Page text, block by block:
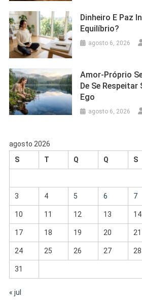
Dinheiro E Paz
Equilíbrio?
agosto 6, 2026
Amor-Próprio
De Se Respeitar
Ego
agosto 6, 2026
agosto 2026
S
T Q Q S
3 4 5 6 7
10 11 12 13 14
17 18 19 20 21
24 25 26 27 28
31
« jul